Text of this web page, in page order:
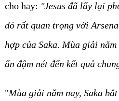
cho hay: "Jesus đã lấy lại
đó rất quan trọng với
hợp của Saka. Mùa giải
ấn đậm nét đến kết quả
"Mùa giải năm nay, Saka